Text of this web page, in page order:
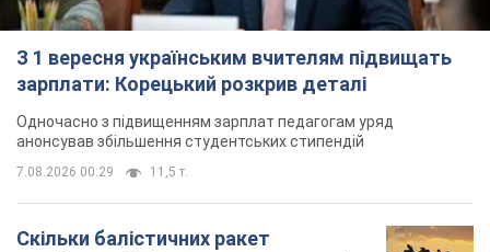
З 1 вересня українським вчителям підвищать
зарплати: Корецький розкрив деталі
Одночасно з підвищенням зарплат педагогам уряд
анонсував збільшення студентських стипендій
7.08.2026 00:29 11,5 т.
Скільки балістичних ракет